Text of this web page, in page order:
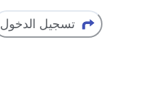
تسجيل الدخول